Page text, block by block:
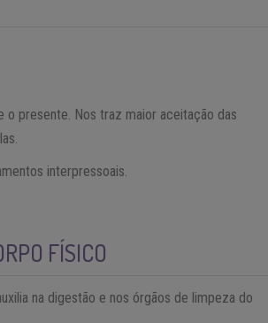
o presente. Nos traz maior aceitação das
interpressoais.
FÍSICO
na digestão e nos órgãos de limpeza do